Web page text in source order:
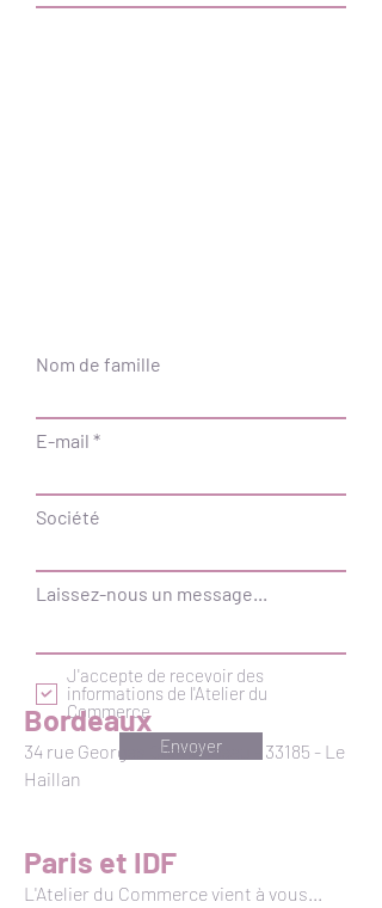
Nom de famille
E-mail
Société
Laissez-nous un message...
J'accepte de recevoir des
informations de l'Atelier du
Commerce
Envoyer
Bordeaux
34 rue Georges Clemenceau - 33185 - Le
Haillan
Paris et IDF
L'Atelier du Commerce vient à vous...